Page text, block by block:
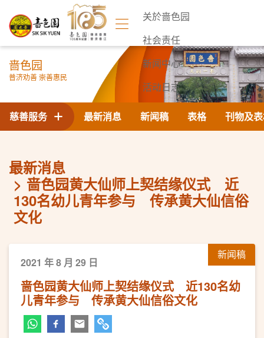
关於啬色园
社会责任
新闻中心
活动日志
联络我们
啬色园
普济劝善 崇善惠民
最新消息 新闻稿 表格 刊物及
慈善服务
最新消息
啬色园黄大仙师上契结缘仪式 近
130名幼儿青年参与 传承黄大仙信俗
文化
新闻稿
2021 年 8 月 29 日
啬色园黄大仙师上契结缘仪式 近130名幼
儿青年参与 传承黄大仙信俗文化